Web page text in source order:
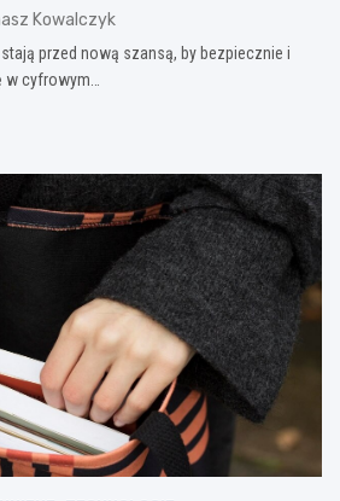
Kowalczyk
przed nową szansą, by bezpiecznie i
cyfrowym…